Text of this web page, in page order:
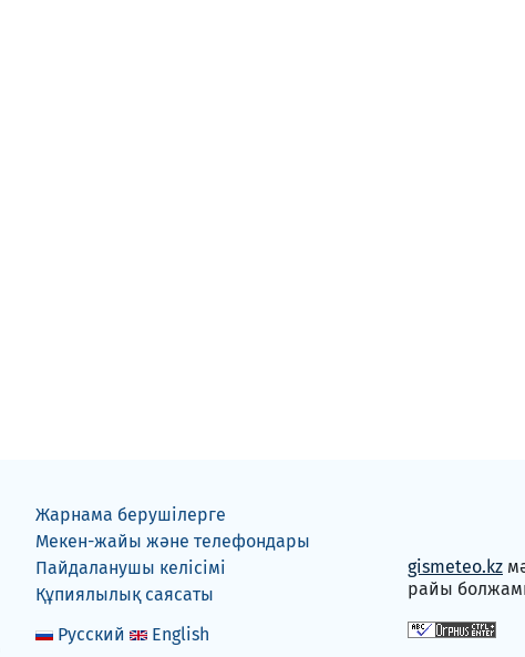
Жарнама берушілерге
Мекен-жайы және телефондары
Пайдаланушы келісімі
Құпиялылық саясаты
Русский
English
gismeteo.kz
райы